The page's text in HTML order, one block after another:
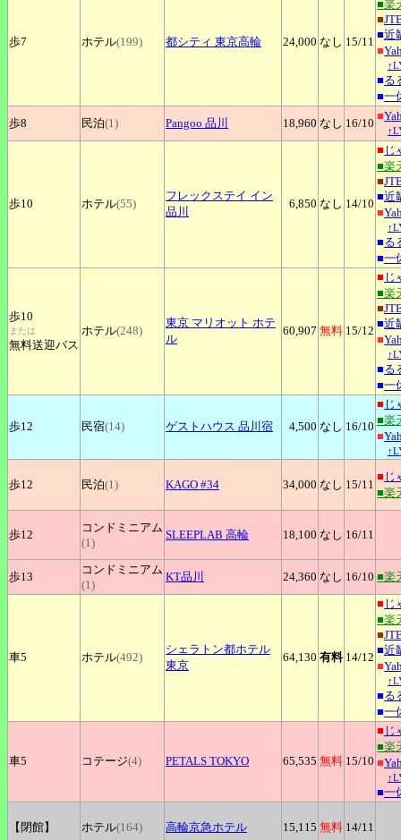
歩7 ホテル(199) 都シティ 東京高輪 24,000 なし 15/11
■楽
■
■近
■
■る
■一
歩8
民泊(1) Pangoo 品川 18,960 なし 16/10
■
歩10 ホテル(55)
フレックステイ イン
品川
6,850 なし 14/10
■ じ
■楽
■
■近
■
■る
■一
歩10
または
無料送迎バス
ホテル(248)
東京 マリオット ホテ
ル
60,907 無料 15/12
■ じ
■楽
■
■近
■
■る
■一
歩12 民宿(14) ゲストハウス 品川宿 4,500 なし 16/10
■ じ
■楽
■
歩12 民泊(1) KAGO #34 34,000 なし 15/11
■ じ
■楽
歩12
コンドミニアム
(1)
SLEEPLAB 高輪 18,100 なし 16/11
歩13
コンドミニアム
(1)
KT品川 24,360 なし 16/10 ■楽
車5 ホテル(492)
シェラトン都ホテル
東京
64,130 有料 14/12
■ じ
■楽
■
■近
■
■る
■一
車5 コテージ(4) PETALS TOKYO 65,535 無料 15/10
■ じ
■楽
■
■一
【閉館】 ホテル(164) 高輪京急ホテル 15,115 無料 14/11